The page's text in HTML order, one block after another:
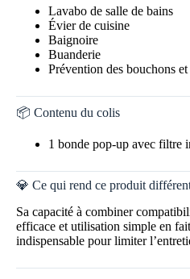
Lavabo de salle de bains
Évier de cuisine
Baignoire
Buanderie
Prévention des bouchons et
📦 Contenu du colis
1 bonde pop-up avec filtre
💎 Ce qui rend ce produit
Sa capacité à combiner
efficace et utilisation simple en
indispensable pour limiter